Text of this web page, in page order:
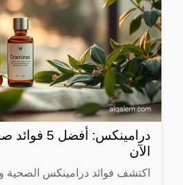
درامينكس:
الآن
اكتشف فوائد درامينكس الصحية